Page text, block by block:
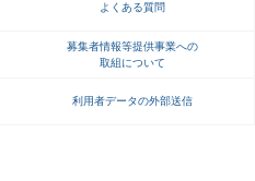
よくある質問
募集者情報等提供事業への
取組について
利用者データの外部送信